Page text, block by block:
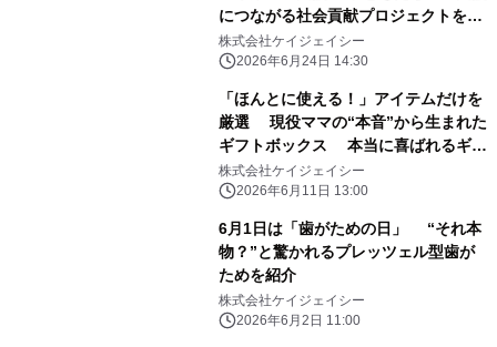
につながる社会貢献プロジェクトを紹
介 売上をエジソンママ商品に変えて
届ける 「寄付付きフォーク＆スプー
株式会社ケイジェイシー
2026年6月24日 14:30
「ほんとに使える！」アイテムだけを
厳選 現役ママの“本音”から生まれた
ギフトボックス 本当に喜ばれるギフ
トを送ろう
株式会社ケイジェイシー
2026年6月11日 13:00
6月1日は「歯がための日」 “それ本
物？”と驚かれるプレッツェル型歯が
ためを紹介
株式会社ケイジェイシー
2026年6月2日 11:00